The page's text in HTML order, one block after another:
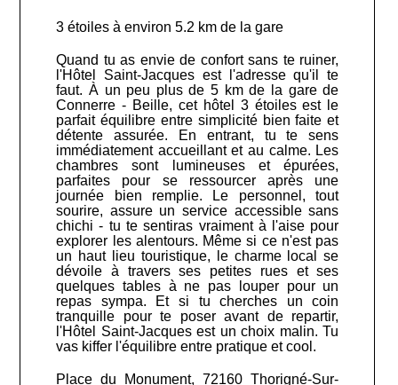
3 étoiles à environ 5.2 km de la gare
Quand tu as envie de confort sans te ruiner,
l'Hôtel Saint-Jacques est l'adresse qu'il te
faut. À un peu plus de 5 km de la gare de
Connerre - Beille, cet hôtel 3 étoiles est le
parfait équilibre entre simplicité bien faite et
détente assurée. En entrant, tu te sens
immédiatement accueillant et au calme. Les
chambres sont lumineuses et épurées,
parfaites pour se ressourcer après une
journée bien remplie. Le personnel, tout
sourire, assure un service accessible sans
chichi - tu te sentiras vraiment à l'aise pour
explorer les alentours. Même si ce n'est pas
un haut lieu touristique, le charme local se
dévoile à travers ses petites rues et ses
quelques tables à ne pas louper pour un
repas sympa. Et si tu cherches un coin
tranquille pour te poser avant de repartir,
l'Hôtel Saint-Jacques est un choix malin. Tu
vas kiffer l'équilibre entre pratique et cool.
Place du Monument, 72160 Thorigné-Sur-